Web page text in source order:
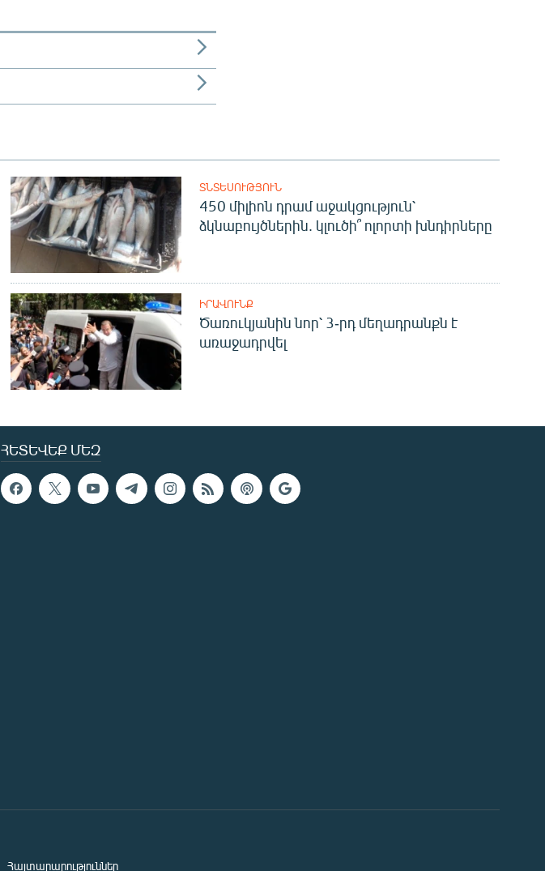
ՏՆՏԵՍՈՒԹՅՈՒՆ
450 միլիոն դրամ աջակցություն՝
ձկնաբույծներին. կլուծի՞ ոլորտի խնդիրները
ԻՐԱՎՈՒՆՔ
Ծառուկյանին նոր՝ 3-րդ մեղադրանքն է
առաջադրվել
ՀԵՏԵՎԵՔ ՄԵԶ
Հայտարարություններ